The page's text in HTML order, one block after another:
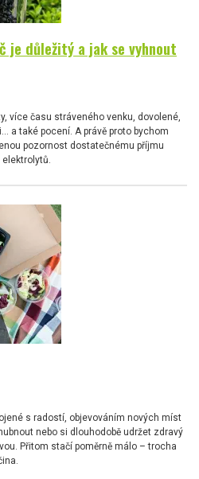
je důležitý a jak se vyhnout
více času stráveného venku, dovolené,
a také pocení. A právě proto bychom
pozornost dostatečnému příjmu
s radostí, objevováním nových míst
nebo si dlouhodobě udržet zdravý
Přitom stačí poměrně málo – trocha